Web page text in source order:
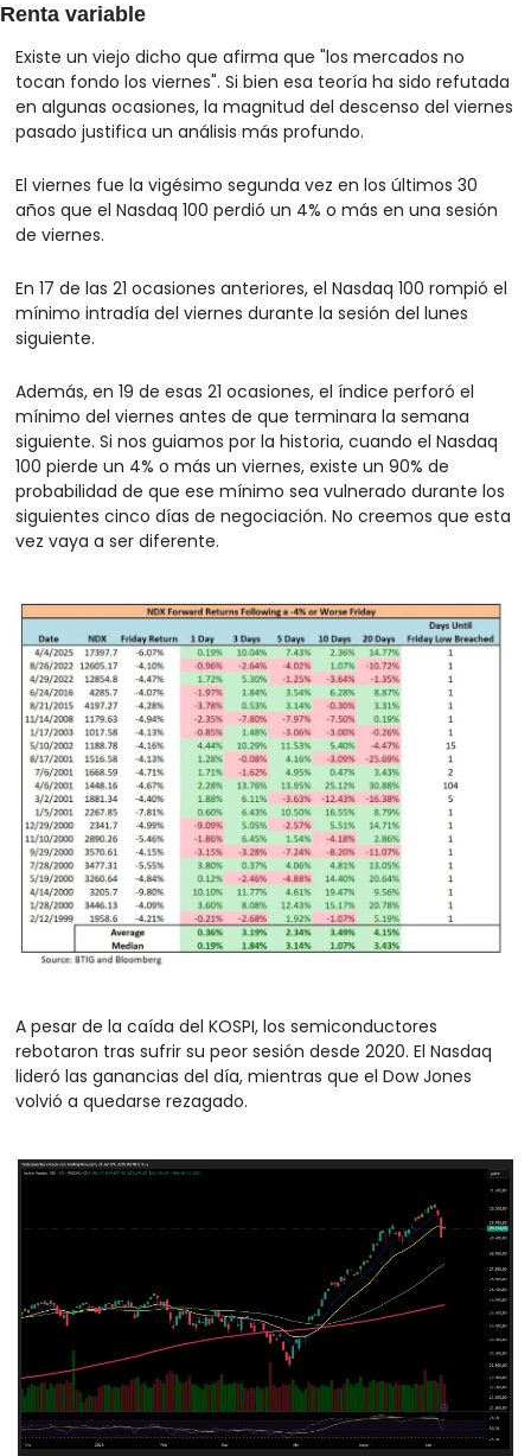
Renta variable
Existe un viejo dicho que afirma que "los mercados no
tocan fondo los viernes". Si bien esa teoría ha sido refutada
en algunas ocasiones, la magnitud del descenso del viernes
pasado justifica un análisis más profundo.
El viernes fue la vigésimo segunda vez en los últimos 30
años que el Nasdaq 100 perdió un 4% o más en una sesión
de viernes.
En 17 de las 21 ocasiones anteriores, el Nasdaq 100 rompió el
mínimo intradía del viernes durante la sesión del lunes
siguiente.
Además, en 19 de esas 21 ocasiones, el índice perforó el
mínimo del viernes antes de que terminara la semana
siguiente. Si nos guiamos por la historia, cuando el Nasdaq
100 pierde un 4% o más un viernes, existe un 90% de
probabilidad de que ese mínimo sea vulnerado durante los
siguientes cinco días de negociación. No creemos que esta
vez vaya a ser diferente.
A pesar de la caída del KOSPI, los semiconductores
rebotaron tras sufrir su peor sesión desde 2020. El Nasdaq
lideró las ganancias del día, mientras que el Dow Jones
volvió a quedarse rezagado.